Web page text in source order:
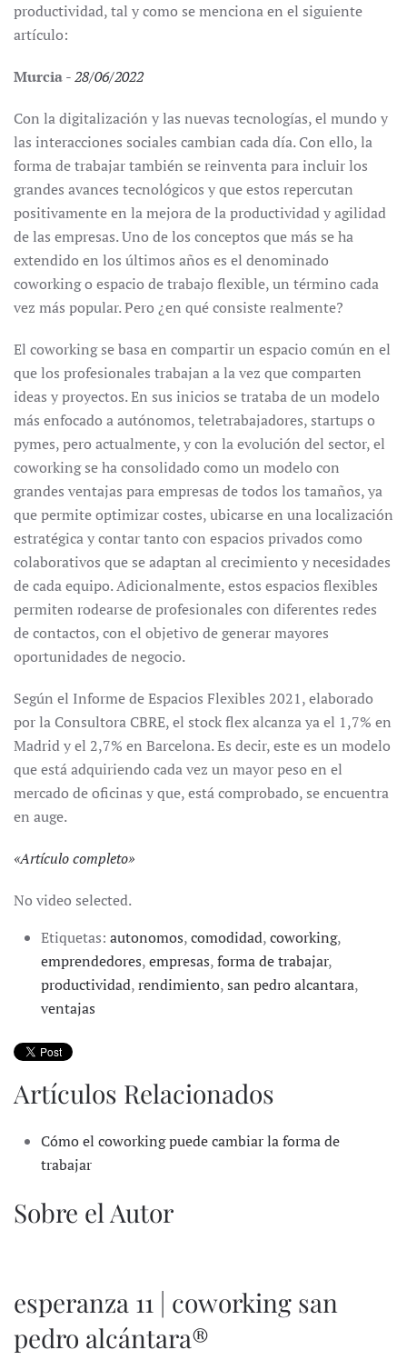
productividad, tal y como se menciona en el siguiente
artículo:
Murcia-28/06/2022
Con la digitalización y las nuevas tecnologías, el mundo y
las interacciones sociales cambian cada día. Con ello, la
forma de trabajar también se reinventa para incluir los
grandes avances tecnológicos y que estos repercutan
positivamente en la mejora de la productividad y agilidad
de las empresas. Uno de los conceptos que más se ha
extendido en los últimos años es el denominado
coworking o espacio de trabajo flexible, un término cada
vez más popular. Pero ¿en qué consiste realmente?
El coworking se basa en compartir un espacio común en el
que los profesionales trabajan a la vez que comparten
ideas y proyectos. En sus inicios se trataba de un modelo
más enfocado a autónomos, teletrabajadores, startups o
pymes, pero actualmente, y con la evolución del sector, el
coworking se ha consolidado como un modelo con
grandes ventajas para empresas de todos los tamaños, ya
que permite optimizar costes, ubicarse en una localización
estratégica y contar tanto con espacios privados como
colaborativos que se adaptan al crecimiento y necesidades
de cada equipo. Adicionalmente, estos espacios flexibles
permiten rodearse de profesionales con diferentes redes
de contactos, con el objetivo de generar mayores
oportunidades de negocio.
Según el Informe de Espacios Flexibles 2021, elaborado
por la Consultora CBRE, el stock flex alcanza ya el 1,7% en
Madrid y el 2,7% en Barcelona. Es decir, este es un modelo
que está adquiriendo cada vez un mayor peso en el
mercado de oficinas y que, está comprobado, se encuentra
en auge.
«Artículo completo»
No video selected.
Etiquetas: autonomos,comodidad,coworking,
emprendedores,empresas,forma de trabajar,
productividad,rendimiento,san pedro alcantara,
ventajas
Artículos Relacionados
Cómo el coworking puede cambiar la forma de
trabajar
Sobre el Autor
esperanza 11 | coworking san
pedro alcántara®